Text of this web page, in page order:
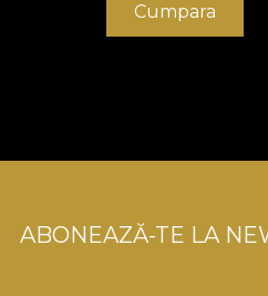
Cumpara
ABONEAZĂ-TE LA